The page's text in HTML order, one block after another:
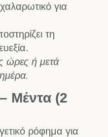
για
τη
ώρες ή μετά
Μέντα (2
ρόφημα για